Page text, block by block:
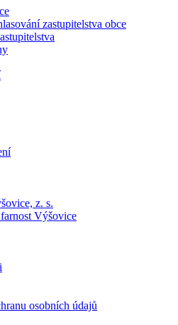
zastupitelstva obce
z. s.
Výšovice
osobních údajů